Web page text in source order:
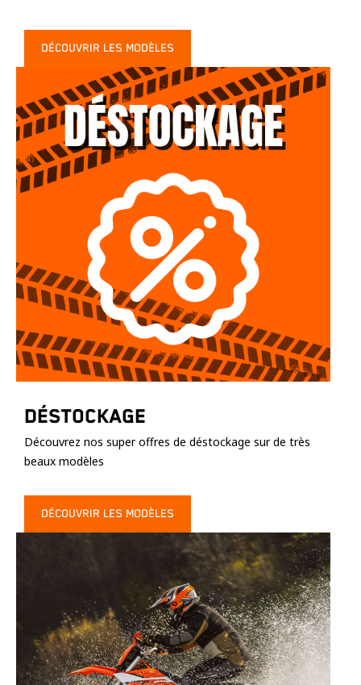
DÉCOUVRIR LES MODÈLES
Déstockage
Découvrez nos super offres de déstockage sur de très
beaux modèles
DÉCOUVRIR LES MODÈLES